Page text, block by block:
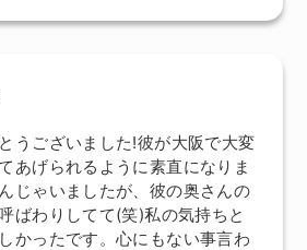
うございました!彼が大阪で大変
あげられるように素直になりま
じゃいましたが、彼の奥さんの
ばわりしてて(笑)私の気持ちと
かったです。心にもない事言わ